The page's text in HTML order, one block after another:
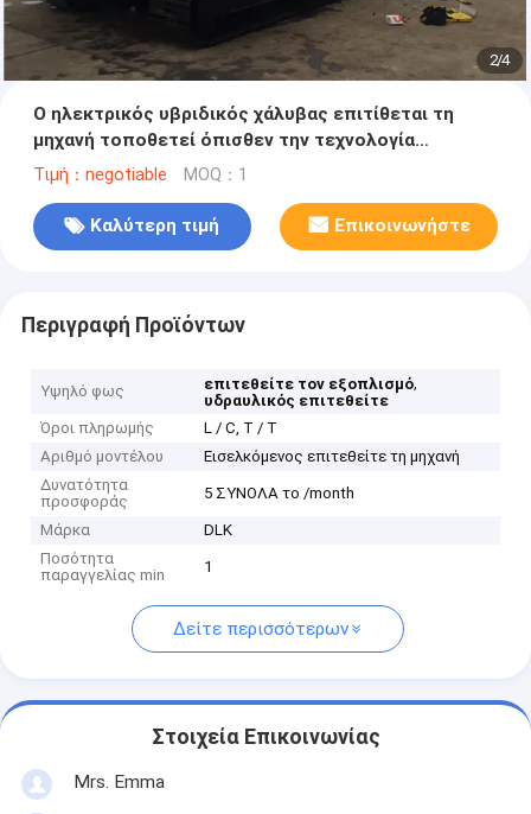
2/4
Ο ηλεκτρικός υβριδικός χάλυβας επιτίθεται τη
μηχανή τοποθετεί όπισθεν την τεχνολογία
υδραυλική ή το αέριο Drive
Τιμή：negotiable MOQ：1
Καλύτερη τιμή Επικοινωνήστε
Περιγραφή Προϊόντων
Υψηλό φως επιτεθείτε τον εξοπλισμό,
υδραυλικός επιτεθείτε
Όροι πληρωμής
L / C, T / T
Αριθμό μοντέλου
Εισελκόμενος επιτεθείτε τη μηχανή
Δυνατότητα
προσφοράς
5 ΣΥΝΟΛΑ το /month
Μάρκα
DLK
Ποσότητα
παραγγελίας min
1
Δείτε περισσότερων
Στοιχεία Επικοινωνίας
Mrs. Emma